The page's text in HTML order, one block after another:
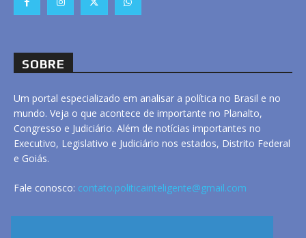
SOBRE
Um portal especializado em analisar a política no Brasil e no
mundo. Veja o que acontece de importante no Planalto,
Congresso e Judiciário. Além de notícias importantes no
Executivo, Legislativo e Judiciário nos estados, Distrito Federal
e Goiás.
Fale conosco: contato.politicainteligente@gmail.com